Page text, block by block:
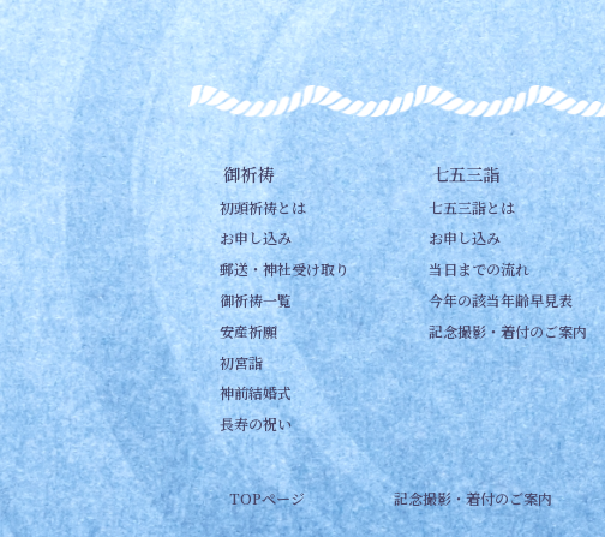
御祈祷
初頭祈祷とは
お申し込み
郵送・神社受け取り
御祈祷一覧
安産祈願
初宮詣
神前結婚式
長寿の祝い
七五三詣
七五三詣とは
お申し込み
当日までの流れ
今年の該当年齢早見表
記念撮影・着付のご案内
TOPページ 記念撮影・着付のご案内